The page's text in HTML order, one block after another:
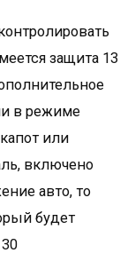
защита 13
в режиме
или
включено
авто, то
будет